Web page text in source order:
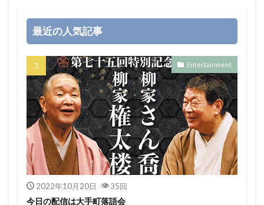
最近の人気記事
Entertainment
2022年10月20日 35回
今日の配信は大手町落語会